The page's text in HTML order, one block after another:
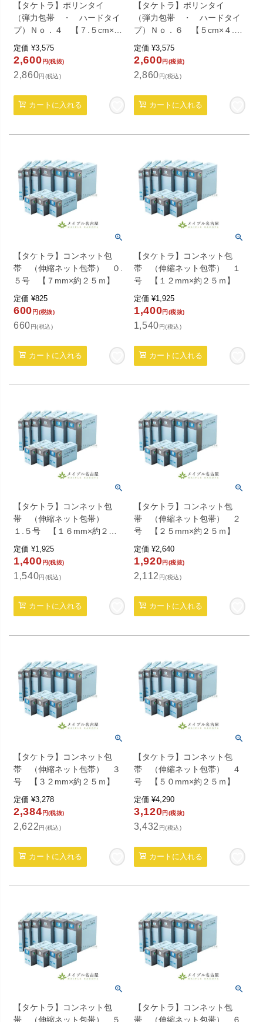
【タケトラ】ポリンタイ
（弾力包帯 ・ ハードタイ
プ）Ｎｏ．４ 【７.５cm×
４.５ｍ】 １０巻入り
定価 ¥3,575
2,600 円(税抜)
2,860円(税込)
カートに入れる
【タケトラ】ポリンタイ
（弾力包帯 ・ ハードタイ
プ）Ｎｏ．６ 【５cm×４.５
ｍ】 １０巻入り
定価 ¥3,575
2,600円(税抜)
2,860 円(税込)
カートに入れる
【タケトラ】コンネット包
帯 （伸縮ネット包帯） ０.
５号 【７mm×約２５ｍ】
定価 ¥825
600 円(税抜)
660 円(税込)
カートに入れる
【タケトラ】コンネット包
帯 （伸縮ネット包帯） １
号 【１２mm×約２５ｍ】
定価 ¥1,925
1,400円(税抜)
1,540 円(税込)
カートに入れる
【タケトラ】コンネット包
帯 （伸縮ネット包帯）
１.５号 【１６mm×約２５
ｍ】
定価 ¥1,925
1,400 円(税抜)
1,540円(税込)
カートに入れる
【タケトラ】コンネット包
帯 （伸縮ネット包帯） ２
号 【２５mm×約２５ｍ】
定価 ¥2,640
1,920円(税抜)
2,112 円(税込)
カートに入れる
【タケトラ】コンネット包
帯 （伸縮ネット包帯） ３
号 【３２mm×約２５ｍ】
定価 ¥3,278
2,384 円(税抜)
2,622 円(税込)
カートに入れる
【タケトラ】コンネット包
帯 （伸縮ネット包帯） ４
号 【５０mm×約２５ｍ】
定価 ¥4,290
3,120円(税抜)
3,432 円(税込)
カートに入れる
【タケトラ】コンネット包
帯 （伸縮ネット包帯） ５
【タケトラ】コンネット包
帯 （伸縮ネット包帯） ６